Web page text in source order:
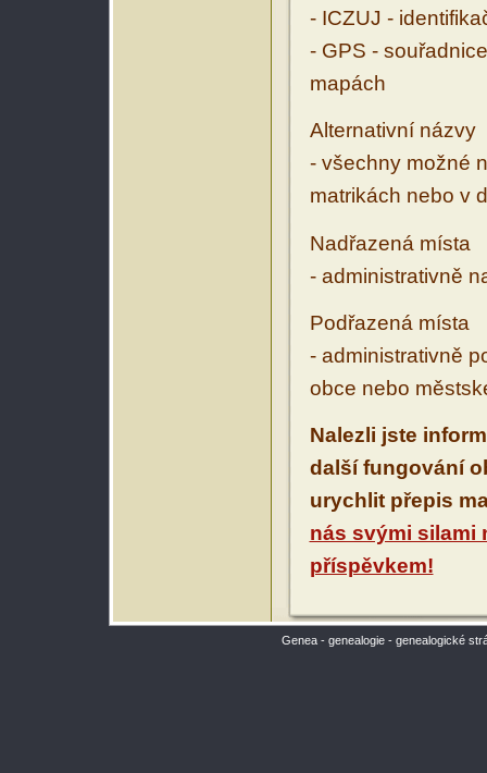
- ICZUJ -
- GPS -
mapách
Alternativní názvy
- všechny možné
matrikách nebo v
Nadřazená místa
- administrativně
Podřazená místa
- administrativně
obce nebo
Nalezli jste
další fungování
urychlit přepis
nás svými silami
příspěvkem!
Genea - genealogie - genealogické